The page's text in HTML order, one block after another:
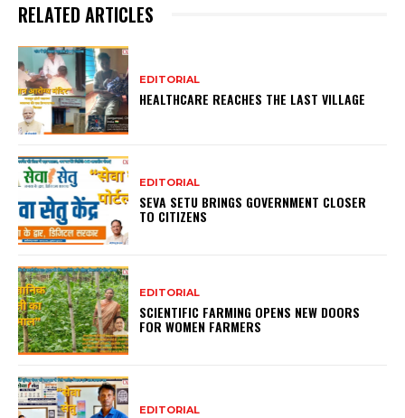
RELATED ARTICLES
EDITORIAL
HEALTHCARE REACHES THE LAST VILLAGE
EDITORIAL
SEVA SETU BRINGS GOVERNMENT CLOSER
TO CITIZENS
EDITORIAL
SCIENTIFIC FARMING OPENS NEW DOORS
FOR WOMEN FARMERS
EDITORIAL